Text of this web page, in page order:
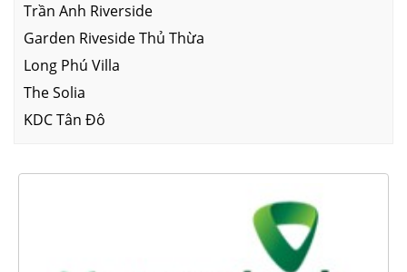
Trần Anh Riverside
Garden Riveside Thủ Thừa
Long Phú Villa
The Solia
KDC Tân Đô